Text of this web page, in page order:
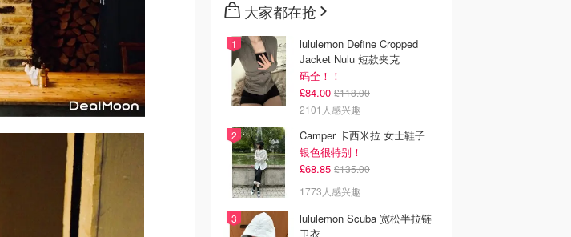
大家都在抢
lululemon Define Cropped
Jacket Nulu 短款夹克
码全！！
£84.00 £118.00
2101人感兴趣
Camper 卡西米拉 女士鞋子
银色很特别！
£68.85 £135.00
1773人感兴趣
lululemon Scuba 宽松半拉链
卫衣